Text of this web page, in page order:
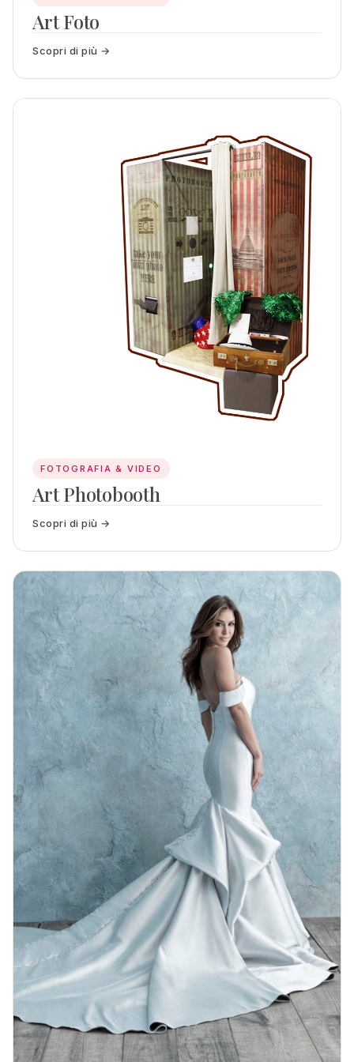
Art Foto
Scopri di più →
FOTOGRAFIA & VIDEO
Art Photobooth
Scopri di più →